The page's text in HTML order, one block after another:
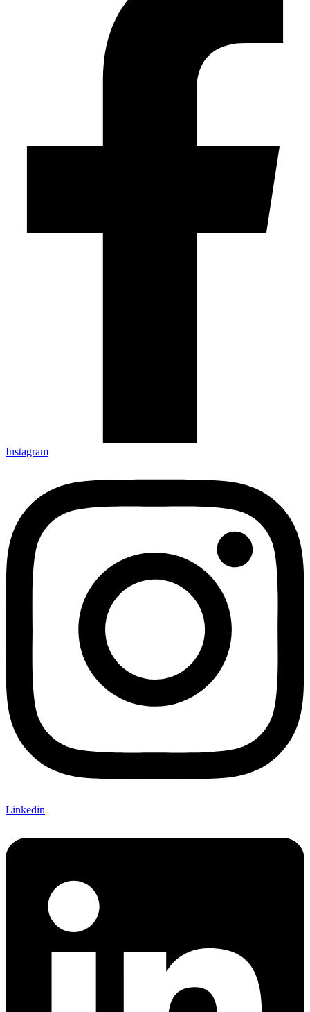
Instagram
Linkedin